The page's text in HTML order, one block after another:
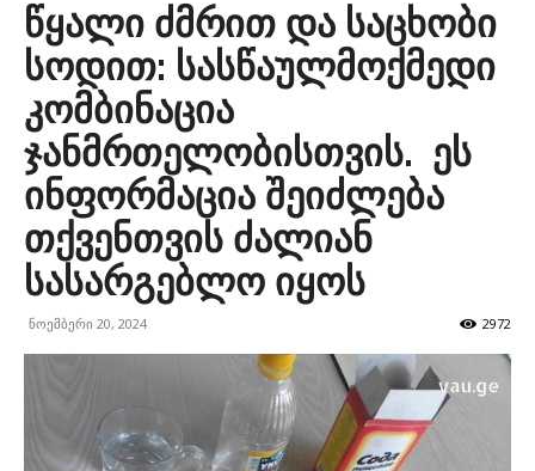
წყალი ძმრით და საცხობი
სოდით: სასწაულმოქმედი
კომბინაცია
ჯანმრთელობისთვის. ეს
ინფორმაცია შეიძლება
თქვენთვის ძალიან
სასარგებლო იყოს
ნოემბერი 20, 2024 2972